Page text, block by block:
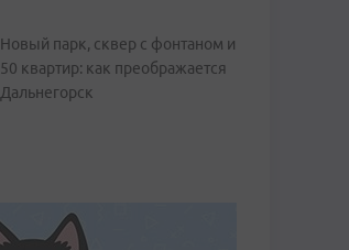
Новый парк, сквер с фонтаном и
50 квартир: как преображается
Дальнегорск